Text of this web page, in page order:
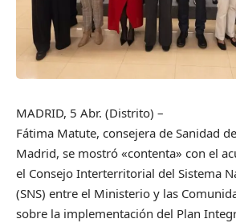
MADRID, 5 Abr. (Distrito) –
Fátima Matute, consejera de Sanidad
Madrid, se mostró «contenta» con el
el Consejo Interterritorial del Sistema
(SNS) entre el Ministerio y las
sobre la implementación del Plan